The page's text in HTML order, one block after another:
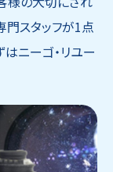
スタッフが1点
ニーゴ・リユー